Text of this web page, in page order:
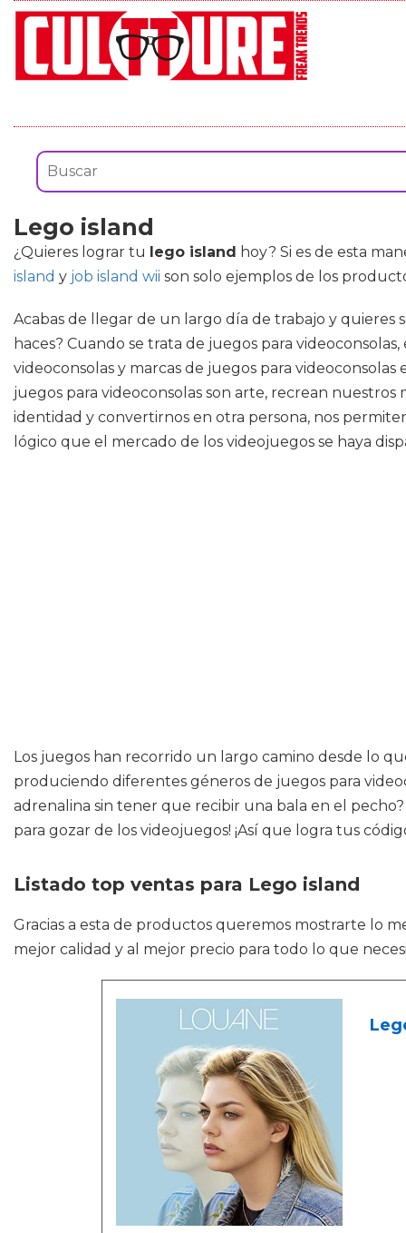
Lego island
¿Quieres lograr tu lego island hoy? Si es de esta
island y job island wii son solo ejemplos de los
Acabas de llegar de un largo día de trabajo y
haces? Cuando se trata de juegos para
videoconsolas y marcas de juegos para
juegos para videoconsolas son arte, recrean
identidad y convertirnos en otra persona, nos
lógico que el mercado de los videojuegos se haya
Los juegos han recorrido un largo camino desde lo
produciendo diferentes géneros de juegos para
adrenalina sin tener que recibir una bala en el
para gozar de los videojuegos! ¡Así que logra tus
Listado top ventas para Lego island
Gracias a esta de productos queremos mostrarte lo
mejor calidad y al mejor precio para todo lo que